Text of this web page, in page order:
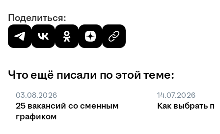
Поделиться:
Что ещё писали по этой теме:
03.08.2026
25 вакансий со сменным
графиком
14.07.2026
Как выбрать